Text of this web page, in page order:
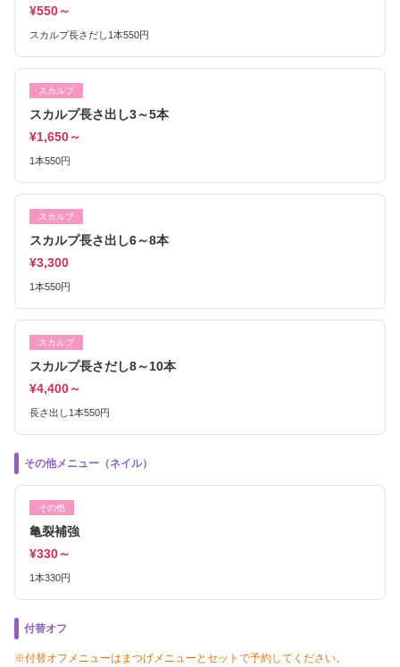
¥550～
スカルプ長さだし1本550円
スカルプ
スカルプ長さ出し3～5本
¥1,650～
1本550円
スカルプ
スカルプ長さ出し6～8本
¥3,300
1本550円
スカルプ
スカルプ長さだし8～10本
¥4,400～
長さ出し1本550円
その他メニュー（ネイル）
その他
亀裂補強
¥330～
1本330円
付替オフ
※付替オフメニューはまつげメニューとセットで予約してください。